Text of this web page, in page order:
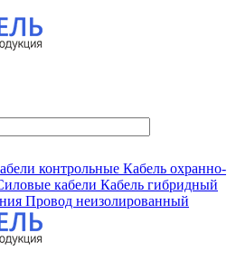
контрольные Кабель охранно-
кабели Кабель гибридный
Провод неизолированный